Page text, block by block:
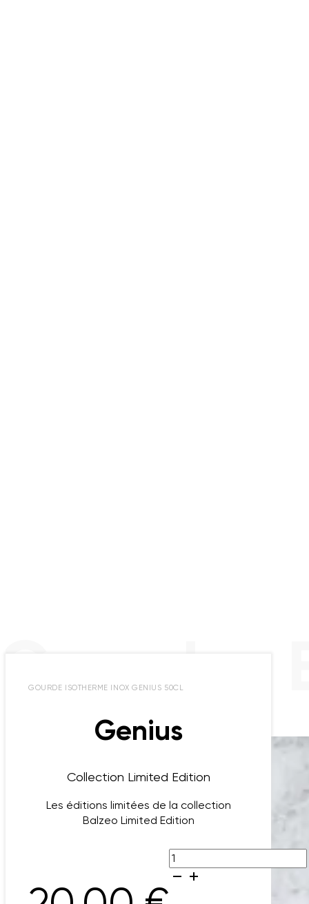
GOURDE ISOTHERME INOX GENIUS 50CL
Genius
Collection Limited Edition
Les éditions limitées de la collection
Balzeo Limited Edition
quantité
de